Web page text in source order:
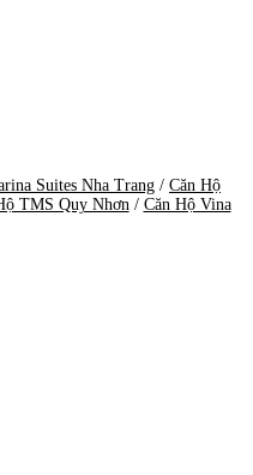
Suites Nha Trang / Căn Hộ
TMS Quy Nhơn / Căn Hộ Vina